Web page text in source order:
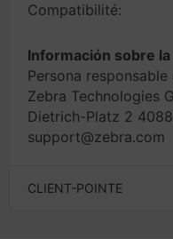
Compatibilité:
Información sobre
Persona responsable
Zebra Technologies
Dietrich-Platz 2
support@zebra.com
CLIENT-POINTE